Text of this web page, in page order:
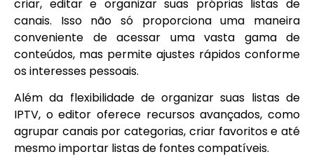
criar, editar e organizar suas próprias listas de
canais. Isso não só proporciona uma maneira
conveniente de acessar uma vasta gama de
conteúdos, mas permite ajustes rápidos conforme
os interesses pessoais.
Além da flexibilidade de organizar suas listas de
IPTV, o editor oferece recursos avançados, como
agrupar canais por categorias, criar favoritos e até
mesmo importar listas de fontes compatíveis.